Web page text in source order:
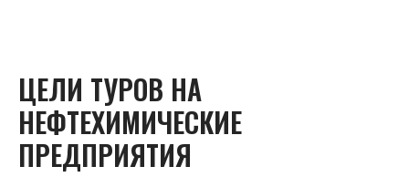
ЦЕЛИ ТУРОВ НА
НЕФТЕХИМИЧЕСКИЕ
ПРЕДПРИЯТИЯ